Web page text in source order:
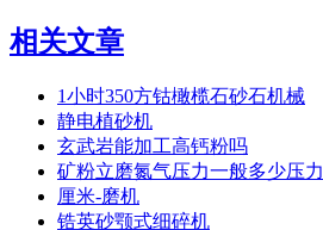
相关文章
1小时350方钴橄榄石砂石机械
静电植砂机
玄武岩能加工高钙粉吗
矿粉立磨氮气压力一般多少压力
厘米-磨机
锆英砂颚式细碎机